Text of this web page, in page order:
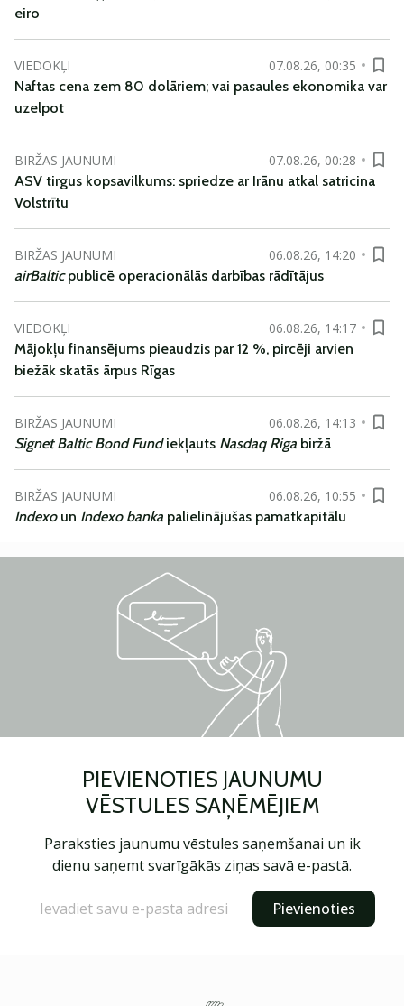
eiro
VIEDOKĻI
07.08.26, 00:35
Naftas cena zem 80 dolāriem; vai pasaules ekonomika var
uzelpot
BIRŽAS JAUNUMI
07.08.26, 00:28
ASV tirgus kopsavilkums: spriedze ar Irānu atkal satricina
Volstrītu
BIRŽAS JAUNUMI
06.08.26, 14:20
airBalticpublicē operacionālās darbības rādītājus
VIEDOKĻI
06.08.26, 14:17
Mājokļu finansējums pieaudzis par 12 %, pircēji arvien
biežāk skatās ārpus Rīgas
BIRŽAS JAUNUMI
06.08.26, 14:13
Signet Baltic Bond Fundiekļauts Nasdaq Riga biržā
BIRŽAS JAUNUMI
06.08.26, 10:55
Indexoun Indexo banka palielinājušas pamatkapitālu
PIEVIENOTIES JAUNUMU
VĒSTULES SAŅĒMĒJIEM
Paraksties jaunumu vēstules saņemšanai un ik
dienu saņemt svarīgākās ziņas savā e-pastā.
Pievienoties